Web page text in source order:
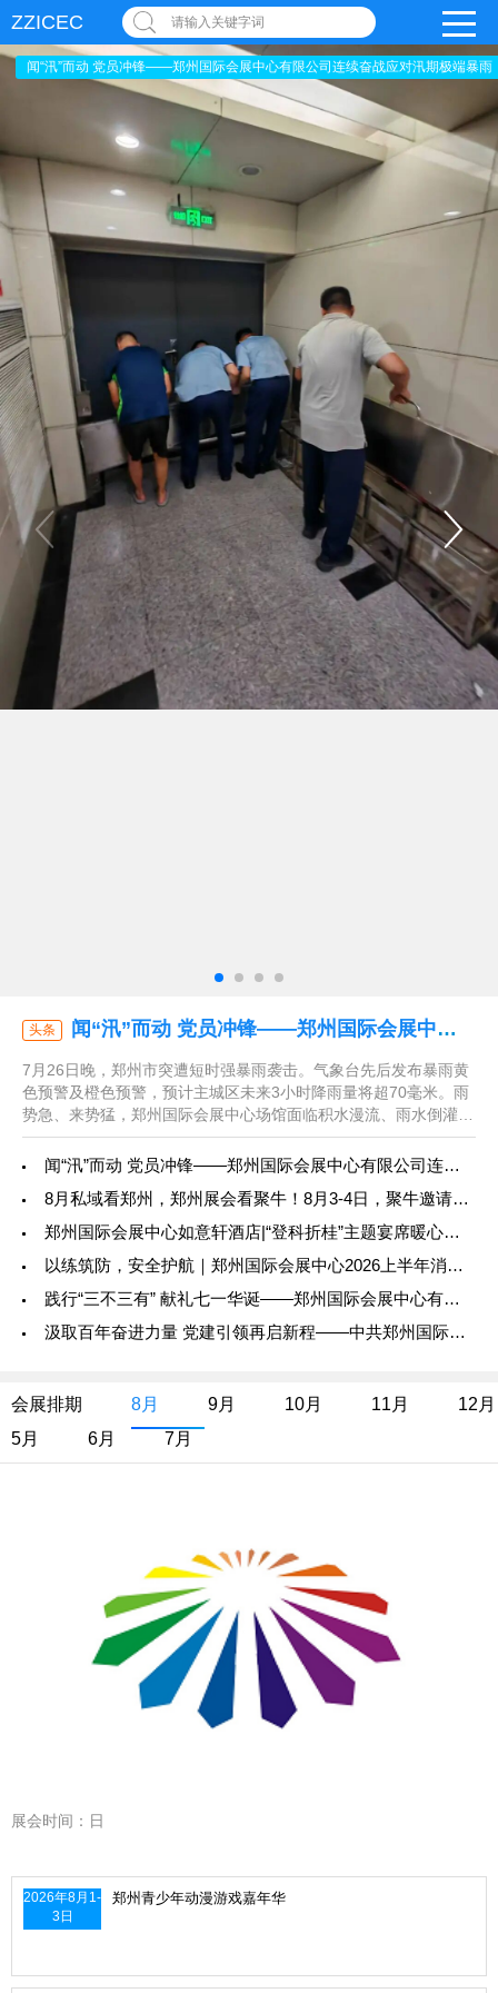
ZZICEC 请输入关键字词
闻“汛”而动 党员冲锋——郑州国际会展中心有限公司连续奋战应对汛期极端暴雨
头条 闻“汛”而动 党员冲锋——郑州国际会展中心有限公司连续奋战应对汛期极端暴雨
7月26日晚，郑州市突遭短时强暴雨袭击。气象台先后发布暴雨黄
色预警及橙色预警，预计主城区未来3小时降雨量将超70毫米。雨
势急、来势猛，郑州国际会展中心场馆面临积水漫流、雨水倒灌、
设施受潮的严峻威胁。面对极端天气，公司党委第一时间调度部
署，要求以“时时放心不下”的责任感落实防汛措施，用大概率思维
门，即刻启动应急预案，全面组织连夜抢险，打响了一场与暴...
闻“汛”而动 党员冲锋——郑州国际会展中心有限公司连续奋战应对汛期极端暴雨
8月私域看郑州，郑州展会看聚牛！8月3-4日，聚牛邀请大家共聚郑州国际会展中心！
郑州国际会展中心如意轩酒店|“登科折桂”主题宴席暖心上线！
以练筑防，安全护航｜郑州国际会展中心2026上半年消防培训演练圆满成功
践行“三不三有” 献礼七一华诞——郑州国际会展中心有限公司第二、四党支部开展党员志愿服务
汲取百年奋进力量 党建引领再启新程——中共郑州国际会展中心有限公司委员会组织观看庆祝中国共产党成立105周年大会直播
会展排期 8月 9月 10月 11月
12月
5月
6月 7月
展会时间：日
2026年8月1-
3日
郑州青少年动漫游戏嘉年华